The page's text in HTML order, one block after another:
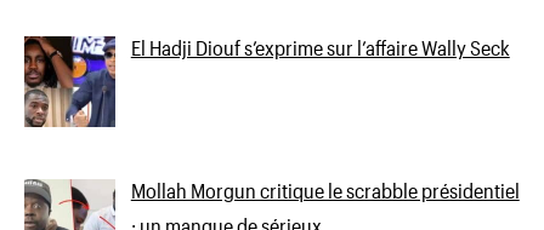
El Hadji Diouf s’exprime sur l’affaire Wally Seck
Mollah Morgun critique le scrabble présidentiel